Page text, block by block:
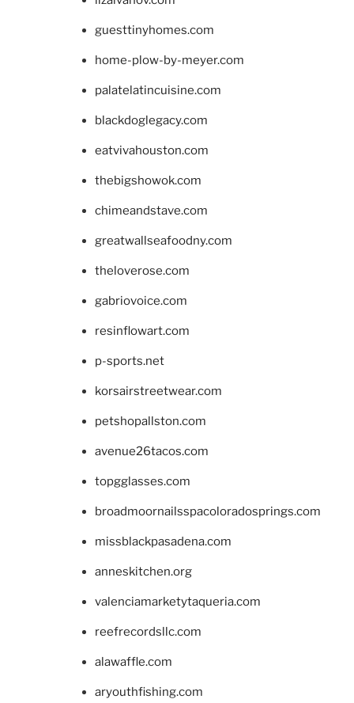
guesttinyhomes.com
home-plow-by-meyer.com
palatelatincuisine.com
blackdoglegacy.com
eatvivahouston.com
thebigshowok.com
chimeandstave.com
greatwallseafoodny.com
theloverose.com
gabriovoice.com
resinflowart.com
p-sports.net
korsairstreetwear.com
petshopallston.com
avenue26tacos.com
topgglasses.com
broadmoornailsspacoloradosprings.com
missblackpasadena.com
anneskitchen.org
valenciamarketytaqueria.com
reefrecordsllc.com
alawaffle.com
aryouthfishing.com